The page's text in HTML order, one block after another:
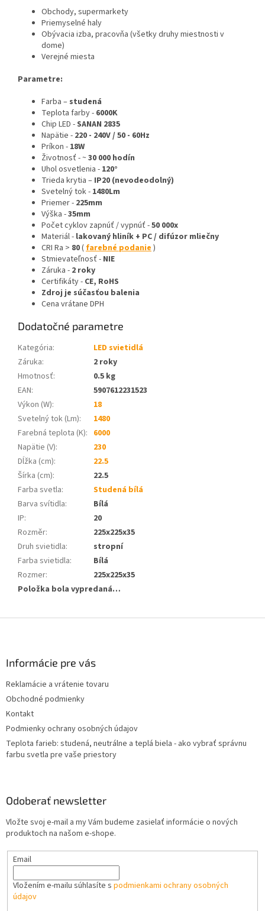
Obchody, supermarkety
Priemyselné haly
Obývacia izba, pracovňa (všetky druhy miestnosti v
dome)
Verejné miesta
Parametre:
Farba – studená
Teplota farby - 6000K
Chip LED -SANAN 2835
Napätie - 220 - 240V / 50 - 60Hz
Príkon - 18W
Životnosť - ~ 30 000 hodín
Uhol osvetlenia - 120°
Trieda krytia – IP20 (nevodeodolný)
Svetelný tok - 1480Lm
Priemer - 225mm
Výška -35mm
Počet cyklov zapnúť / vypnúť -50 000x
Materiál - lakovaný hliník + PC / difúzor mliečny
CRI Ra > 80( farebné podanie )
Stmievateľnosť - NIE
Záruka - 2 roky
Certifikáty - CE, RoHS
Zdroj je súčasťou balenia
Cena vrátane DPH
Dodatočné parametre
Kategória:
LED svietidlá
Záruka:
2 roky
Hmotnosť:
0.5 kg
EAN:
5907612231523
Výkon (W):
18
Svetelný tok (Lm):
1480
Farebná teplota (K): 6000
Napätie (V):
230
Dĺžka (cm):
22.5
Šírka (cm):
22.5
Farba svetla:
Studená bílá
Barva svítidla:
Bílá
IP:
20
Rozměr:
225x225x35
Druh svietidla:
stropní
Farba svietidla:
Bílá
Rozmer:
225x225x35
Položka bola vypredaná…
Informácie pre vás
Reklamácie a vrátenie tovaru
Obchodné podmienky
Kontakt
Podmienky ochrany osobných údajov
Teplota farieb: studená, neutrálne a teplá biela - ako vybrať správnu
farbu svetla pre vaše priestory
Odoberať newsletter
Vložte svoj e-mail a my Vám budeme zasielať informácie o nových
produktoch na našom e-shope.
Email
Vložením e-mailu súhlasíte s podmienkami ochrany osobných
údajov